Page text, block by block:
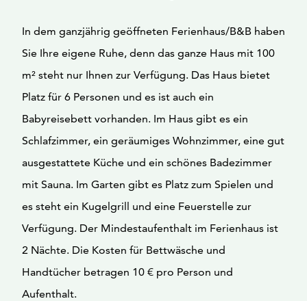
In dem ganzjährig geöffneten Ferienhaus/B&B haben
Sie Ihre eigene Ruhe, denn das ganze Haus mit 100
m² steht nur Ihnen zur Verfügung. Das Haus bietet
Platz für 6 Personen und es ist auch ein
Babyreisebett vorhanden. Im Haus gibt es ein
Schlafzimmer, ein geräumiges Wohnzimmer, eine gut
ausgestattete Küche und ein schönes Badezimmer
mit Sauna. Im Garten gibt es Platz zum Spielen und
es steht ein Kugelgrill und eine Feuerstelle zur
Verfügung. Der Mindestaufenthalt im Ferienhaus ist
2 Nächte. Die Kosten für Bettwäsche und
Handtücher betragen 10 € pro Person und
Aufenthalt.